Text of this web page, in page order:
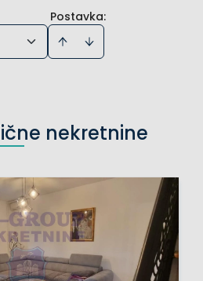
Postavka:
nekretnine